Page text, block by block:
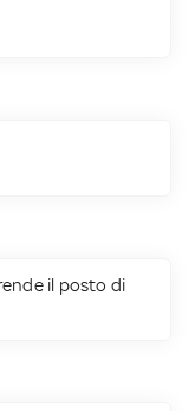
il posto di